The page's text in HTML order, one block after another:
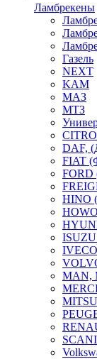
Ламбрекены
Газель
NEXT
KAM
МАЗ
МТЗ
DAF,
FIAT
FORD
HINO